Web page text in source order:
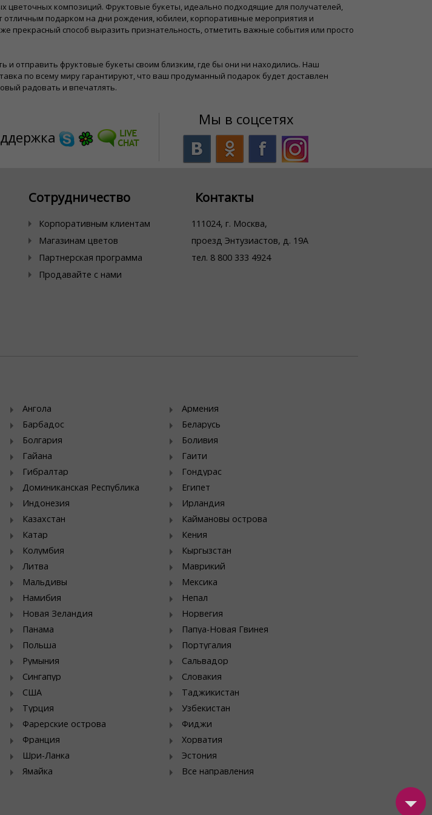
цветочных композиций. Фруктовые букеты, идеально подходящие для получателей,
отличным подарком на дни рождения, юбилеи, корпоративные мероприятия и
прекрасный способ выразить признательность, отметить важные события или просто
и отправить фруктовые букеты своим близким, где бы они ни находились. Наш
по всему миру гарантируют, что ваш продуманный подарок будет доставлен
радовать и впечатлять.
Мы в соцсетях
Сотрудничество
Корпоративным клиентам
Магазинам цветов
Партнерская программа
Продавайте с нами
Контакты
111024, г. Москва,
проезд Энтузиастов, д. 19А
тел. 8 800 333 4924
Ангола
Армения
Барбадос
Беларусь
Болгария
Боливия
Гайана
Гаити
Гибралтар
Гондурас
Доминиканская Республика
Египет
Индонезия
Ирландия
Казахстан
Каймановы острова
Катар
Кения
Колумбия
Кыргызстан
Литва
Маврикий
Мальдивы
Мексика
Намибия
Непал
Новая Зеландия
Норвегия
Панама
Папуа-Новая Гвинея
Польша
Португалия
Румыния
Сальвадор
Сингапур
Словакия
США
Таджикистан
Турция
Узбекистан
Фарерские острова
Фиджи
Франция
Хорватия
Шри-Ланка
Эстония
Ямайка Все направления